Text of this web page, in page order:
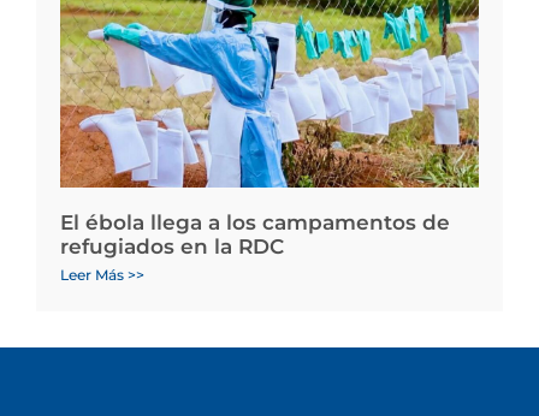
El ébola llega a los campamentos de
refugiados en la RDC
Leer Más >>